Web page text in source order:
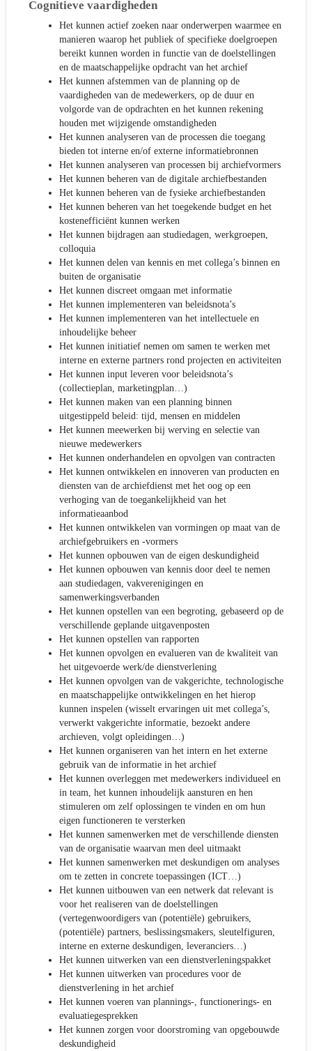
Cognitieve vaardigheden
Het kunnen actief zoeken naar onderwerpen waarmee en
manieren waarop het publiek of specifieke doelgroepen
bereikt kunnen worden in functie van de doelstellingen
en de maatschappelijke opdracht van het archief
Het kunnen afstemmen van de planning op de
vaardigheden van de medewerkers, op de duur en
volgorde van de opdrachten en het kunnen rekening
houden met wijzigende omstandigheden
Het kunnen analyseren van de processen die toegang
bieden tot interne en/of externe informatiebronnen
Het kunnen analyseren van processen bij archiefvormers
Het kunnen beheren van de digitale archiefbestanden
Het kunnen beheren van de fysieke archiefbestanden
Het kunnen beheren van het toegekende budget en het
kostenefficiënt kunnen werken
Het kunnen bijdragen aan studiedagen, werkgroepen,
colloquia
Het kunnen delen van kennis en met collega’s binnen en
buiten de organisatie
Het kunnen discreet omgaan met informatie
Het kunnen implementeren van beleidsnota’s
Het kunnen implementeren van het intellectuele en
inhoudelijke beheer
Het kunnen initiatief nemen om samen te werken met
interne en externe partners rond projecten en activiteiten
Het kunnen input leveren voor beleidsnota’s
(collectieplan, marketingplan…)
Het kunnen maken van een planning binnen
uitgestippeld beleid: tijd, mensen en middelen
Het kunnen meewerken bij werving en selectie van
nieuwe medewerkers
Het kunnen onderhandelen en opvolgen van contracten
Het kunnen ontwikkelen en innoveren van producten en
diensten van de archiefdienst met het oog op een
verhoging van de toegankelijkheid van het
informatieaanbod
Het kunnen ontwikkelen van vormingen op maat van de
archiefgebruikers en -vormers
Het kunnen opbouwen van de eigen deskundigheid
Het kunnen opbouwen van kennis door deel te nemen
aan studiedagen, vakverenigingen en
samenwerkingsverbanden
Het kunnen opstellen van een begroting, gebaseerd op de
verschillende geplande uitgavenposten
Het kunnen opstellen van rapporten
Het kunnen opvolgen en evalueren van de kwaliteit van
het uitgevoerde werk/de dienstverlening
Het kunnen opvolgen van de vakgerichte, technologische
en maatschappelijke ontwikkelingen en het hierop
kunnen inspelen (wisselt ervaringen uit met collega’s,
verwerkt vakgerichte informatie, bezoekt andere
archieven, volgt opleidingen…)
Het kunnen organiseren van het intern en het externe
gebruik van de informatie in het archief
Het kunnen overleggen met medewerkers individueel en
in team, het kunnen inhoudelijk aansturen en hen
stimuleren om zelf oplossingen te vinden en om hun
eigen functioneren te versterken
Het kunnen samenwerken met de verschillende diensten
van de organisatie waarvan men deel uitmaakt
Het kunnen samenwerken met deskundigen om analyses
om te zetten in concrete toepassingen (ICT…)
Het kunnen uitbouwen van een netwerk dat relevant is
voor het realiseren van de doelstellingen
(vertegenwoordigers van (potentiële) gebruikers,
(potentiële) partners, beslissingsmakers, sleutelfiguren,
interne en externe deskundigen, leveranciers…)
Het kunnen uitwerken van een dienstverleningspakket
Het kunnen uitwerken van procedures voor de
dienstverlening in het archief
Het kunnen voeren van plannings-, functionerings- en
evaluatiegesprekken
Het kunnen zorgen voor doorstroming van opgebouwde
deskundigheid